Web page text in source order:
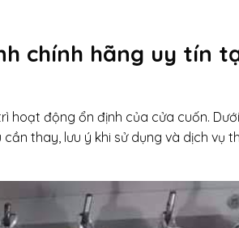
chính hãng uy tín
hoạt động ổn định của cửa cuốn.
thay, lưu ý khi sử dụng và dịch vụ